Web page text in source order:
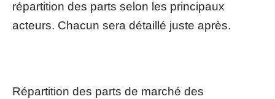
répartition des parts selon les principaux
acteurs. Chacun sera détaillé juste après.
Répartition des parts de marché des